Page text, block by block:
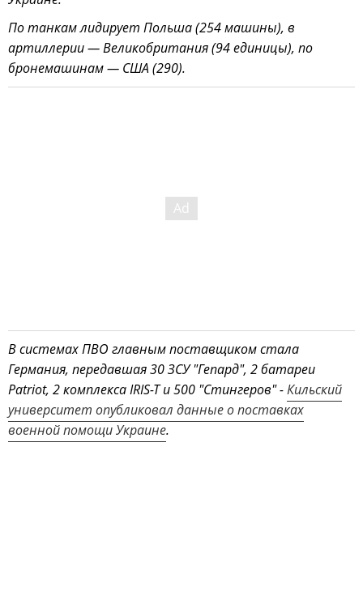
По танкам лидирует Польша (254 машины), в
артиллерии — Великобритания (94 единицы), по
бронемашинам — США (290).
В системах ПВО главным поставщиком стала
Германия, передавшая 30 ЗСУ "Гепард", 2 батареи
Patriot, 2 комплекса IRIS-T и 500 "Стингеров" -Кильский
университет опубликовал данные о поставках
военной помощи Украине.